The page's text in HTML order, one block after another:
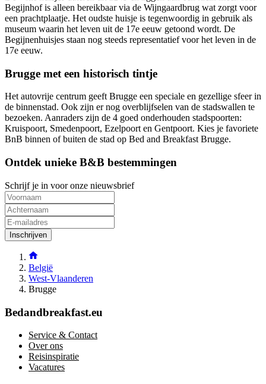
Begijnhof is alleen bereikbaar via de Wijngaardbrug wat zorgt voor
een prachtplaatje. Het oudste huisje is tegenwoordig in gebruik als
museum waarin het leven uit de 17e eeuw getoond wordt. De
Begijnenhuisjes staan nog steeds representatief voor het leven in de
17e eeuw.
Brugge met een historisch tintje
Het autovrije centrum geeft Brugge een speciale en gezellige sfeer in
de binnenstad. Ook zijn er nog overblijfselen van de stadswallen te
bezoeken. Aanraders zijn de 4 goed onderhouden stadspoorten:
Kruispoort, Smedenpoort, Ezelpoort en Gentpoort. Kies je favoriete
BnB binnen of buiten de stad op Bed and Breakfast Brugge.
Ontdek unieke B&B bestemmingen
Schrijf je in voor onze nieuwsbrief
Inschrijven
België
West-Vlaanderen
Brugge
Bedandbreakfast.eu
Service & Contact
Over ons
Reisinspiratie
Vacatures